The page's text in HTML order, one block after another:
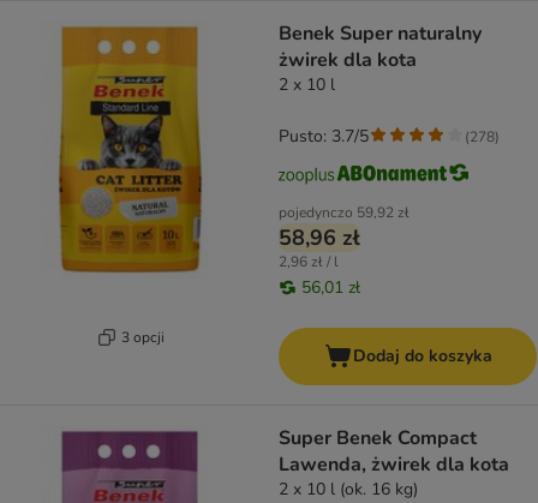
3 opcji
Benek Super naturalny
żwirek dla kota
2 x 10 l
pojedynczo 59,92 zł
58,96 zł
2,96 zł / l
56,01 zł
Pusto: 3.7/5 (278)
Dodaj do koszyka
Super Benek Compact
Lawenda, żwirek dla kota
2 x 10 l (ok. 16 kg)